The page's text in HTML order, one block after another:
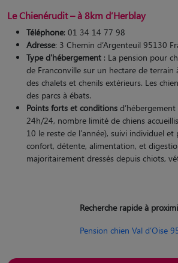
Le Chienérudit – à 8km d’Herblay
Téléphone: 01 34 14 77 98
Adresse: 3 Chemin d’Argenteuil 95130
Type d'hébergement : La pension pour
de Franconville sur un hectare de terrain
des chalets et chenils extérieurs. Les
des parcs à ébats.
Points forts et conditions
24h/24, nombre limité de chiens
10 le reste de l'année), suivi individuel et
confort, détente, alimentation, et
majoritairement dressés depuis chiots,
Recherche rapide à
Pension chien Val d’Oise